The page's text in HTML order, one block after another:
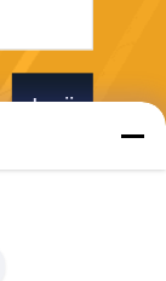
Invii